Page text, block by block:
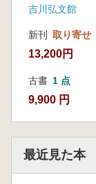
吉川弘文館
新刊 取り寄せ
13,200円
古書 1 点
9,900 円
最近見た本